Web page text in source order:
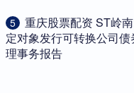
5
重庆股票配资 ST岭
定对象发行可转换公司
理事务报告